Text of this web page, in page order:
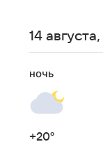
14
ночь
+20°